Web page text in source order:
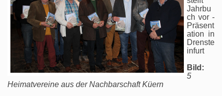
Jahrbu
ch vor -
Präsent
ation in
Drenste
infurt
Bild:
5
Heimatvereine aus der Nachbarschaft Küern